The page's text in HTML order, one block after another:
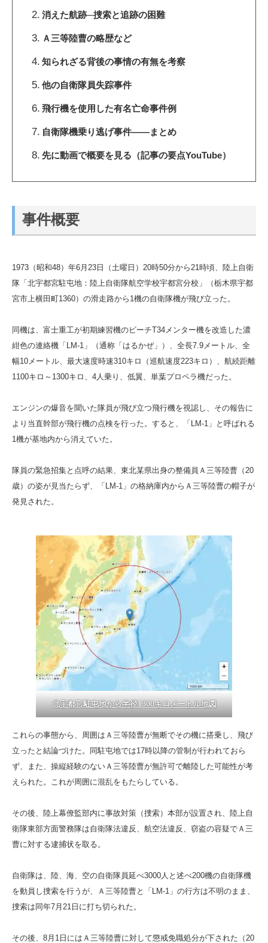
消えた航跡─捜索と追跡の困難
Ａ三等陸曹の略歴など
知られざる背後の事情の有無を考察
他の自衛隊員失踪事件
飛行機を使用した有名亡命事件例
自衛隊機乗り逃げ事件――まとめ
先に動画で概要を見る（記事の要点YouTube）
事件概要
1973（昭和48）年6月23日（土曜日）20時50分から21時頃、陸上自衛
隊「北宇都宮駐屯地：陸上自衛隊航空学校宇都宮分校」（栃木県宇都
宮市上横田町1360）の滑走路から1機の自衛隊機が飛び立った。
同機は、富士重工が初期練習機のビーチT34メンター機を改造した濃
紺色の連絡機「LM-1」（通称「はるかぜ」）、全長7.9メートル、全
幅10メートル、最大速度時速310キロ（巡航速度223キロ）、航続距離
1100キロ～1300キロ、4人乗り、低翼、単葉プロペラ機だった。
エンジンの爆音を聞いた隊員が飛び立つ飛行機を視認し、その報告に
より当直幹部が飛行機の点検を行った。すると、「LM-1」と呼ばれる
1機が基地内から消えていた。
隊員の緊急招集と点呼の結果、東北某県出身の整備員Ａ三等陸曹（20
歳）の姿が見当たらず、「LM-1」の格納庫内からＡ三等陸曹の帽子が
発見された。
北宇都宮駐屯地から半径1300キロメートル地図
これらの事態から、周囲はＡ三等陸曹が無断でその機に搭乗し、飛び
立ったと結論づけた。同駐屯地では17時以降の管制が行われておら
ず、また、操縦経験のないＡ三等陸曹が無許可で離陸した可能性が考
えられた。これが周囲に混乱をもたらしている。
その後、陸上幕僚監部内に事故対策（捜索）本部が設置され、陸上自
衛隊東部方面警務隊は自衛隊法違反、航空法違反、窃盗の容疑でＡ三
曹に対する逮捕状を取る。
自衛隊は、陸、海、空の自衛隊員延べ3000人と述べ200機の自衛隊機
を動員し捜索を行うが、Ａ三等陸曹と「LM-1」の行方は不明のまま、
捜索は同年7月21日に打ち切られた。
その後、8月1日にはＡ三等陸曹に対して懲戒免職処分が下された（20